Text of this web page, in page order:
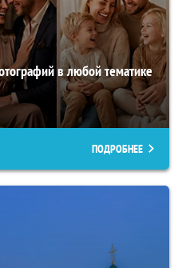
в любой тематике
ПОДРОБНЕЕ